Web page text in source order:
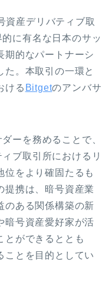
資産デリバティブ取
に有名な日本のサッ
期的なパートナーシ
た。本取引の一環と
ける Bitgetのアンバサ
ーを務めることで、
ブ取引所におけるリ
位をより確固たるも
提携は、暗号資産業
のある関係構築の新
暗号資産愛好家が活
とができるととも
ことを目的としてい